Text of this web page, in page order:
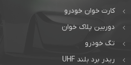
کارت خوان خودرو
دوربین پلاک خوان
تگ خودرو
ریدر برد بلند UHF